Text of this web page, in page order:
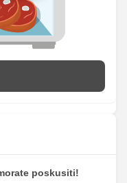
poskusiti!